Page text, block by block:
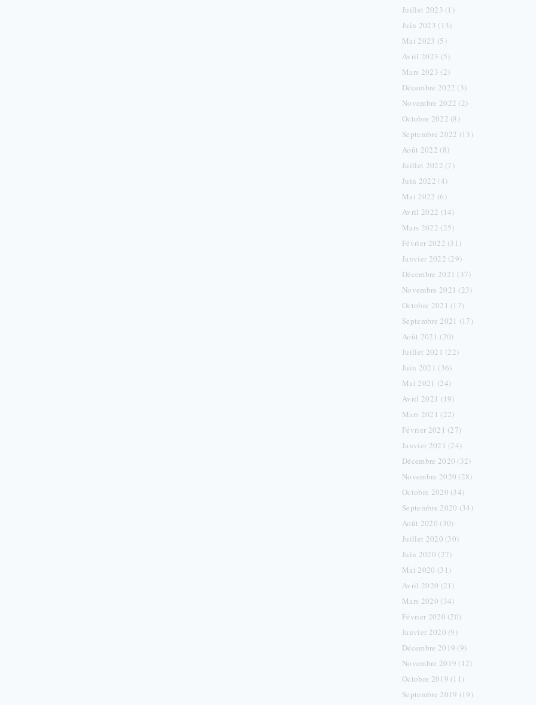
Juillet 2023 (1)
Juin 2023 (13)
Mai 2023 (5)
Avril 2023 (5)
Mars 2023 (2)
Décembre 2022 (3)
Novembre 2022 (2)
Octobre 2022 (8)
Septembre 2022 (13)
Août 2022 (8)
Juillet 2022 (7)
Juin 2022 (4)
Mai 2022 (6)
Avril 2022 (14)
Mars 2022 (25)
Février 2022 (31)
Janvier 2022 (29)
Décembre 2021 (37)
Novembre 2021 (23)
Octobre 2021 (17)
Septembre 2021 (17)
Août 2021 (20)
Juillet 2021 (22)
Juin 2021 (36)
Mai 2021 (24)
Avril 2021 (19)
Mars 2021 (22)
Février 2021 (27)
Janvier 2021 (24)
Décembre 2020 (32)
Novembre 2020 (28)
Octobre 2020 (34)
Septembre 2020 (34)
Août 2020 (30)
Juillet 2020 (30)
Juin 2020 (27)
Mai 2020 (31)
Avril 2020 (21)
Mars 2020 (34)
Février 2020 (20)
Janvier 2020 (9)
Décembre 2019 (9)
Novembre 2019 (12)
Octobre 2019 (11)
Septembre 2019 (19)